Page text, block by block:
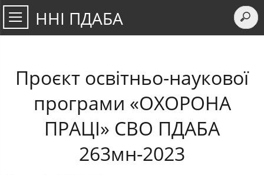
ННІ ПДАБА
Проєкт освітньо-наукової
програми «ОХОРОНА
ПРАЦІ» СВО ПДАБА
263мн-2023